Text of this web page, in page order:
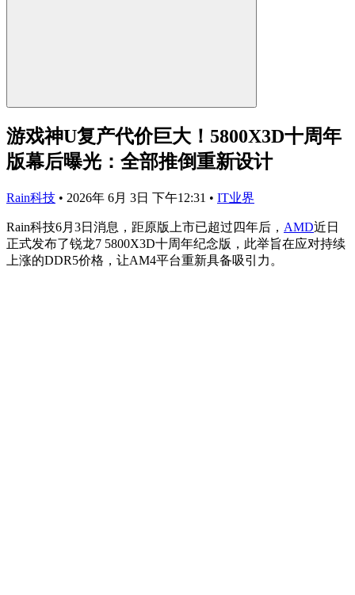
游戏神U复产代价巨大！5800X3D十周年
版幕后曝光：全部推倒重新设计
Rain科技 • 2026年 6月 3日 下午12:31 • IT业界
Rain科技6月3日消息，距原版上市已超过四年后， AMD近日
正式发布了锐龙7 5800X3D十周年纪念版，此举旨在应对持续
上涨的DDR5价格，让AM4平台重新具备吸引力。